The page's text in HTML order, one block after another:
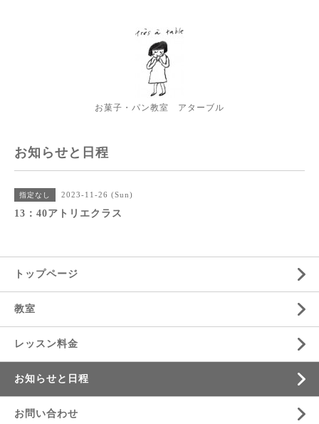
お菓子・パン教室 アターブル
お知らせと日程
指定なし 2023-11-26 (Sun)
13：40アトリエクラス
トップページ
教室
レッスン料金
お知らせと日程
お問い合わせ